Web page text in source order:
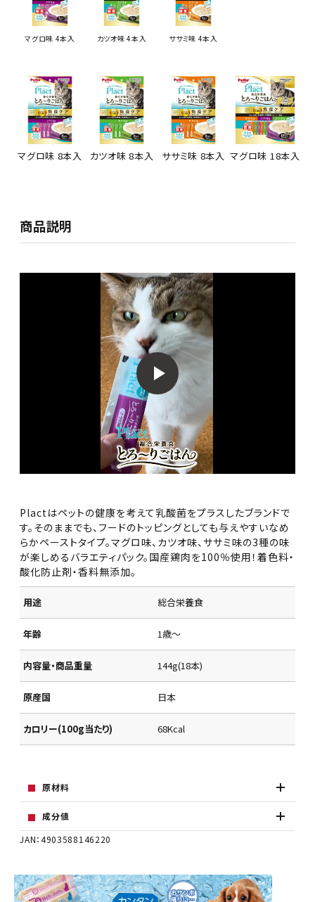
マグロ味 4本入 カツオ味 4本入 ササミ味 4本入
マグロ味 8本入 カツオ味 8本入 ササミ味 8本入 マグロ味 18本入
商品説明
Plactはペットの健康を考えて乳酸菌をプラスしたブランドで
す。そのままでも、フードのトッピングとしても与えやすいなめ
らかペーストタイプ。マグロ味、カツオ味、ササミ味の3種の味
が楽しめるバラエティパック。国産鶏肉を100％使用！着色料・
酸化防止剤・香料無添加。
用途 総合栄養食
年齢 1歳～
内容量・商品重量 144g(18本)
原産国 日本
カロリー(100g当たり) 68Kcal
原材料
成分値
JAN：4903588146220